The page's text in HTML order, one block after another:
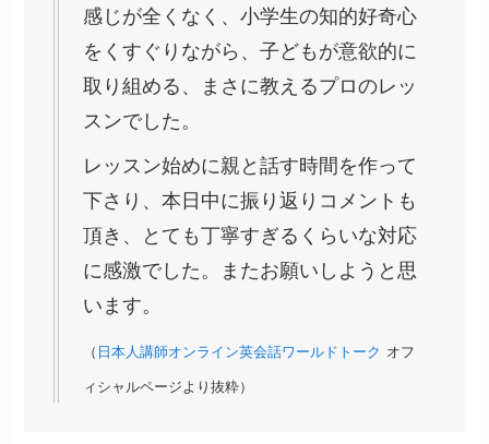
感じが全くなく、小学生の知的好奇心
をくすぐりながら、子どもが意欲的に
取り組める、まさに教えるプロのレッ
スンでした。
レッスン始めに親と話す時間を作って
下さり、本日中に振り返りコメントも
頂き、とても丁寧すぎるくらいな対応
に感激でした。またお願いしようと思
います。
（ 日本人講師オンライン英会話ワールドトーク オフ
ィシャルページより抜粋）